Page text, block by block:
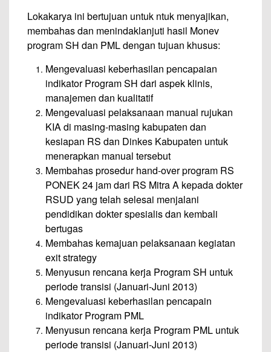
Lokakarya ini bertujuan untuk ntuk menyajikan,
membahas dan menindaklanjuti hasil Monev
program SH dan PML dengan tujuan khusus:
Mengevaluasi keberhasilan pencapaian
indikator Program SH dari aspek klinis,
manajemen dan kualitatif
Mengevaluasi pelaksanaan manual rujukan
KIA di masing-masing kabupaten dan
kesiapan RS dan Dinkes Kabupaten untuk
menerapkan manual tersebut
Membahas prosedur hand-over program RS
PONEK 24 jam dari RS Mitra A kepada dokter
RSUD yang telah selesai menjalani
pendidikan dokter spesialis dan kembali
bertugas
Membahas kemajuan pelaksanaan kegiatan
exit strategy
Menyusun rencana kerja Program SH untuk
periode transisi (Januari-Juni 2013)
Mengevaluasi keberhasilan pencapain
indikator Program PML
Menyusun rencana kerja Program PML untuk
periode transisi (Januari-Juni 2013)